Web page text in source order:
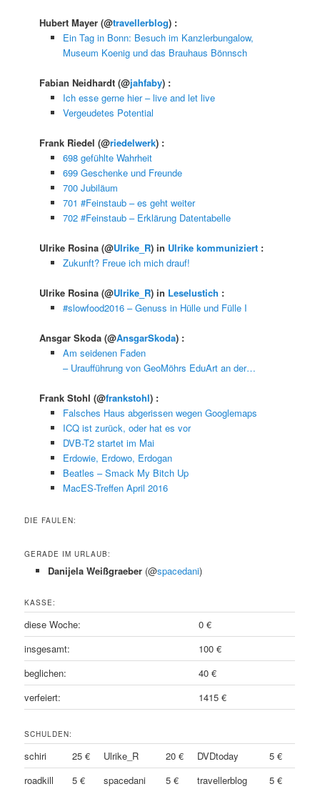
Hubert Mayer(@travellerblog) :
Ein Tag in Bonn: Besuch im Kanzlerbungalow,
Museum Koenig und das Brauhaus Bönnsch
Fabian Neidhardt(@jahfaby) :
Ich esse gerne hier – live and let live
Vergeudetes Potential
Frank Riedel(@riedelwerk) :
698 gefühlte Wahrheit
699 Geschenke und Freunde
700 Jubiläum
701 #Feinstaub – es geht weiter
702 #Feinstaub – Erklärung Datentabelle
Ulrike Rosina(@Ulrike_R) in Ulrike kommuniziert :
Zukunft? Freue ich mich drauf!
Ulrike Rosina(@Ulrike_R) in Leselustich :
#slowfood2016 – Genuss in Hülle und Fülle I
Ansgar Skoda(@AnsgarSkoda) :
Am seidenen Faden
– Uraufführung von GeoMöhrs EduArt an der…
Frank Stohl(@frankstohl) :
Falsches Haus abgerissen wegen Googlemaps
ICQ ist zurück, oder hat es vor
DVB-T2 startet im Mai
Erdowie, Erdowo, Erdogan
Beatles – Smack My Bitch Up
MacES-Treffen April 2016
DIE FAULEN:
GERADE IM URLAUB:
Danijela Weißgraeber (@spacedani)
KASSE:
diese Woche:
0 €
insgesamt:
100 €
beglichen:
40 €
verfeiert:
1415 €
SCHULDEN:
schiri 25 € Ulrike_R 20 € DVDtoday
5 €
roadkill
5 € spacedani 5 € travellerblog
5 €